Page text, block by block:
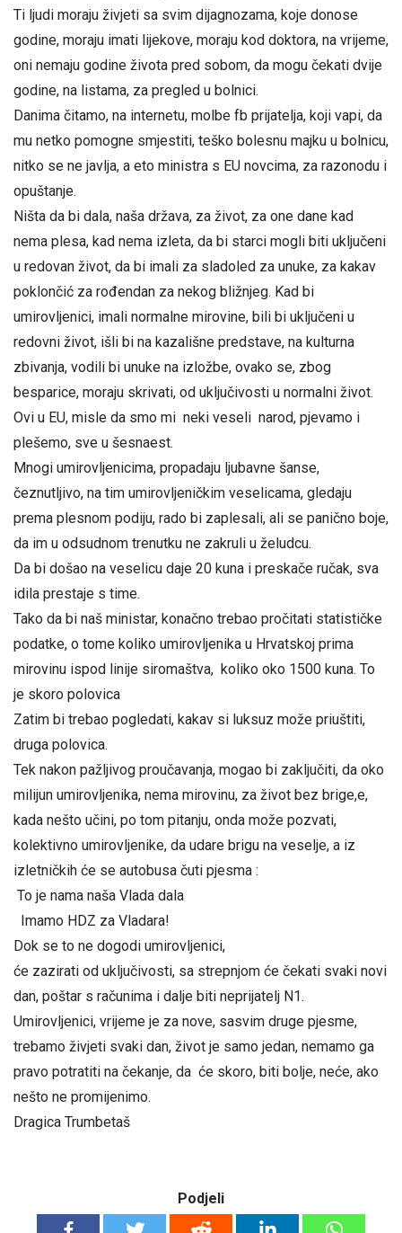
Ti ljudi moraju živjeti sa svim dijagnozama, koje donose
godine, moraju imati lijekove, moraju kod doktora, na vrijeme,
oni nemaju godine života pred sobom, da mogu čekati dvije
godine, na listama, za pregled u bolnici.
Danima čitamo, na internetu, molbe fb prijatelja, koji vapi, da
mu netko pomogne smjestiti, teško bolesnu majku u bolnicu,
nitko se ne javlja, a eto ministra s EU novcima, za razonodu i
opuštanje.
Ništa da bi dala, naša država, za život, za one dane kad
nema plesa, kad nema izleta, da bi starci mogli biti uključeni
u redovan život, da bi imali za sladoled za unuke, za kakav
poklončić za rođendan za nekog bližnjeg. Kad bi
umirovljenici, imali normalne mirovine, bili bi uključeni u
redovni život, išli bi na kazališne predstave, na kulturna
zbivanja, vodili bi unuke na izložbe, ovako se, zbog
besparice, moraju skrivati, od uključivosti u normalni život.
Ovi u EU, misle da smo mi neki veseli narod, pjevamo i
plešemo, sve u šesnaest.
Mnogi umirovljenicima, propadaju ljubavne šanse,
čeznutljivo, na tim umirovljeničkim veselicama, gledaju
prema plesnom podiju, rado bi zaplesali, ali se panično boje,
da im u odsudnom trenutku ne zakruli u želudcu.
Da bi došao na veselicu daje 20 kuna i preskače ručak, sva
idila prestaje s time.
Tako da bi naš ministar, konačno trebao pročitati statističke
podatke, o tome koliko umirovljenika u Hrvatskoj prima
mirovinu ispod linije siromaštva, koliko oko 1500 kuna. To
je skoro polovica
Zatim bi trebao pogledati, kakav si luksuz može priuštiti,
druga polovica.
Tek nakon pažljivog proučavanja, mogao bi zaključiti, da oko
milijun umirovljenika, nema mirovinu, za život bez brige,e,
kada nešto učini, po tom pitanju, onda može pozvati,
kolektivno umirovljenike, da udare brigu na veselje, a iz
izletničkih će se autobusa čuti pjesma :
To je nama naša Vlada dala
Imamo HDZ za Vladara!
Dok se to ne dogodi umirovljenici,
će zazirati od uključivosti, sa strepnjom će čekati svaki novi
dan, poštar s računima i dalje biti neprijatelj N1.
Umirovljenici, vrijeme je za nove, sasvim druge pjesme,
trebamo živjeti svaki dan, život je samo jedan, nemamo ga
pravo potratiti na čekanje, da će skoro, biti bolje, neće, ako
nešto ne promijenimo.
Dragica Trumbetaš
Podjeli